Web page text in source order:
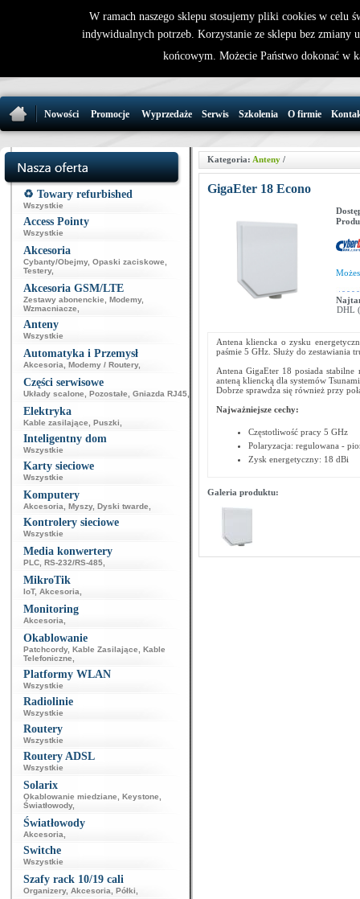
32 721 86
Nowości Promocje Wyprzedaże Serwis Szkolenia O firmie
♻️ Towary refurbished
Wszystkie
Access Pointy
Wszystkie
Akcesoria
Cybanty/Obejmy, Opaski zaciskowe
Testery,
Akcesoria GSM/LTE
Zestawy abonenckie Modemy,
Wzmacniacze
Anteny
Wszystkie
Automatyka i Przemysł
Akcesoria Modemy / Routery,
Części serwisowe
Układy scalone Pozostałe Gniazda RJ45
Elektryka
Kable zasilające Puszki
Inteligentny dom
Wszystkie
Karty sieciowe
Wszystkie
Komputery
Akcesoria Myszy, Dyski twarde
Kontrolery sieciowe
Wszystkie
Media konwertery
PLC RS-232/RS-485
MikroTik
IoT, Akcesoria
Monitoring
Akcesoria
Okablowanie
Patchcordy, Kable Zasilające
Kable
Telefoniczne
Platformy WLAN
Wszystkie
Radiolinie
Wszystkie
Routery
Wszystkie
Routery ADSL
Wszystkie
Solarix
Okablowanie miedziane Keystone
Światłowody,
Światłowody
Akcesoria
Switche
Wszystkie
Szafy rack 10/19 cali
Organizery, Akcesoria Półki
Kategoria: Anteny/
GigaEter 18 Econo
DHL
Antena kliencka o zysku
paśmie 5 GHz. Służy do zestawiania
Antena GigaEter 18 posiada
anteną kliencką dla systemów
Dobrze sprawdza się również przy
Najważniejsze cechy:
Częstotliwość pracy 5 GHz
Polaryzacja: regulowana -
Zysk energetyczny: 18 dBi
Galeria produktu:
W ramach naszego sklepu stosujemy pliki cookies w celu
indywidualnych potrzeb. Korzystanie ze sklepu bez zmiany
końcowym. Możecie Państwo dokonać w